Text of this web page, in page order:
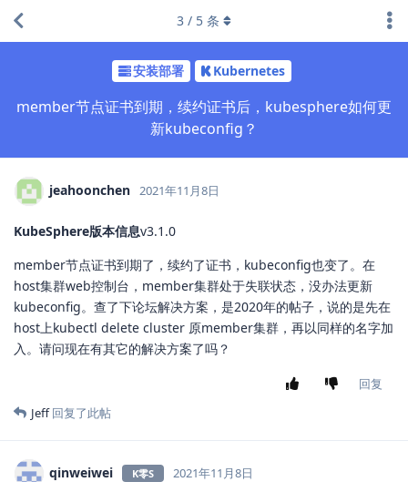
安装部署 Kubernetes
member节点证书到期，续约证书后，kubesphere如何更
新kubeconfig？
3 / 5 条
jeahoonchen 2021年11月8日
KubeSphere版本信息v3.1.0
member节点证书到期了，续约了证书，kubeconfig也变了。在
host集群web控制台，member集群处于失联状态，没办法更新
kubeconfig。查了下论坛解决方案，是2020年的帖子，说的是先在
host上kubectl delete cluster 原member集群，再以同样的名字加
入。请问现在有其它的解决方案了吗？
回复
Jeff回复了此帖
qinweiwei K零S 2021年11月8日